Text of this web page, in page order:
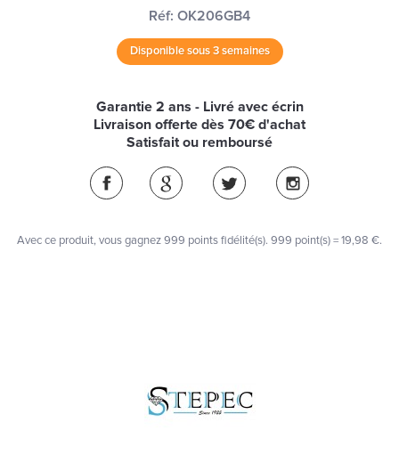
Réf: OK206GB4
Disponible sous 3 semaines
Garantie 2 ans - Livré avec écrin
Livraison offerte dès 70€ d'achat
Satisfait ou remboursé
Avec ce produit, vous gagnez999 points fidélité(s). 999 point(s) =19,98 €.